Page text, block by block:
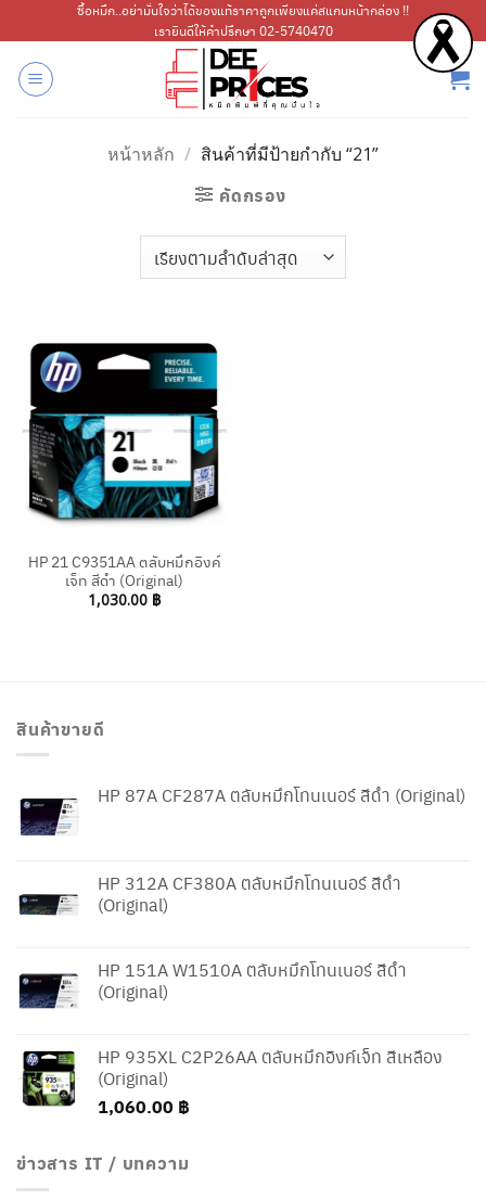
ไป
เนื้อหา
ซื้อหมึก..อย่ามั่นใจว่าได้ของแท้ราคาถูกเพียงแค่สแกนหน้ากล่อง !!
เรายินดีให้คำปรึกษา 02-5740470
หน้าหลัก / สินค้าที่มีป้ายกำกับ “21”
คัดกรอง
HP 21 C9351AA ตลับหมึกอิงค์
เจ็ท สีดำ (Original)
1,030.00 ฿
สินค้าขายดี
HP 87A CF287A ตลับหมึกโทนเนอร์ สีดำ (Original)
HP 312A CF380A ตลับหมึกโทนเนอร์ สีดำ
(Original)
HP 151A W1510A ตลับหมึกโทนเนอร์ สีดำ
(Original)
HP 935XL C2P26AA ตลับหมึกอิงค์เจ็ท สีเหลือง
(Original)
1,060.00 ฿
ข่าวสาร IT / บทความ